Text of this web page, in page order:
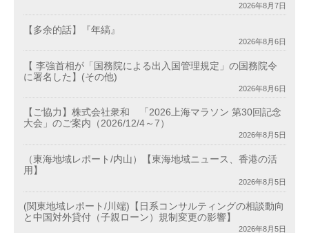
2026年8月7日
【多余的話】『年縞』
2026年8月6日
【 李強首相が「国務院による出入国管理規定」の国務院令
に署名した】(その他)
2026年8月6日
【ご協力】株式会社衆和 「2026上海マラソン 第30回記念
大会」のご案内（2026/12/4～7）
2026年8月5日
（東海地域レポート/内山）【東海地域ニュース、香港の活
用】
2026年8月5日
(関東地域レポート/川端)【日系コンサルティングの相談動向
と中国対外貸付（子親ローン）規制変更の影響】
2026年8月5日